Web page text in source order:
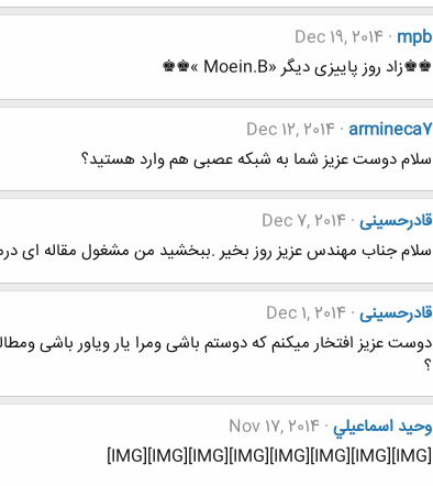
mpb
Dec 19, 2014
♚♚زاد روز پاییزی دیگر «Moein.B »♚♚
armineca7
Dec 12, 2014
سلام دوست عزیز شما به شبکه عصبی هم وارد هستید؟
قادرحسینی Dec 7, 2014
سلام جناب مهندس عزیز روز بخیر .ببخشید من مشغول مقاله ای
قادرحسینی Dec 1, 2014
دوست عزیز افتخار میکنم که دوستم باشی ومرا یار ویاور باشی
؟
وحيد اسماعيلي Nov 17, 2014
[IMG][IMG][IMG][IMG][IMG][IMG][IMG][IMG]